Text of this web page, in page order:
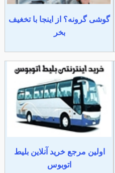
گوشی گرونه؟ از اینجا با تخغیف
بخر
اولین مرجع خرید آنلاین بلیط
اتوبوس